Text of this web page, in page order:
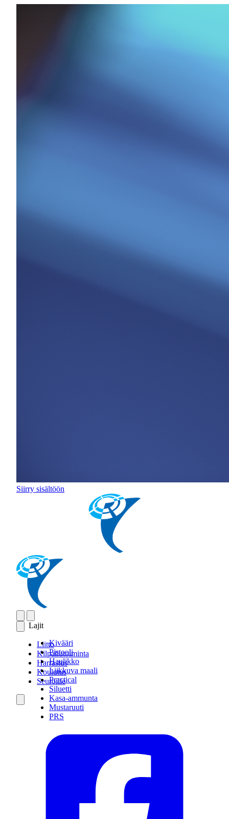
Siirry sisältöön
Lajit
Kivääri
Pistooli
Haulikko
Liikkuva maali
Practical
Siluetti
Kasa-ammunta
Mustaruuti
PRS
Liitto
Kilpailutoiminta
Harrastus
Koulutus
Seuroille